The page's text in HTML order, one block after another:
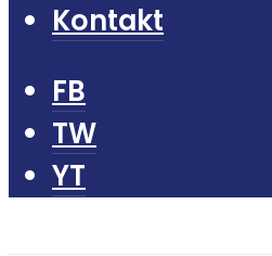
Kontakt
FB
TW
YT